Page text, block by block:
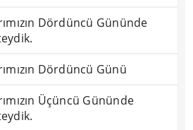
Dördüncü Gününde
Dördüncü Günü
Üçüncü Gününde